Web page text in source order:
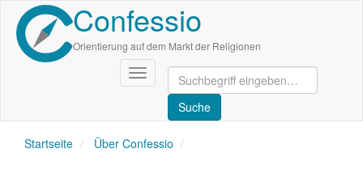
Direkt
zum
Inhalt
Confessio
Orientierung auf dem Markt der Religionen
Navigation
aktivieren/deaktivieren
Startseite Über Confessio